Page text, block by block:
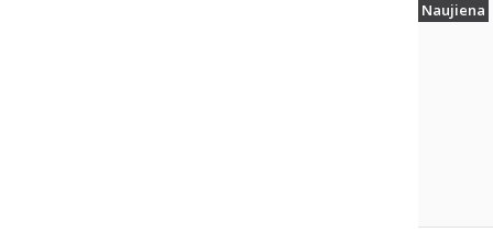
Naujiena